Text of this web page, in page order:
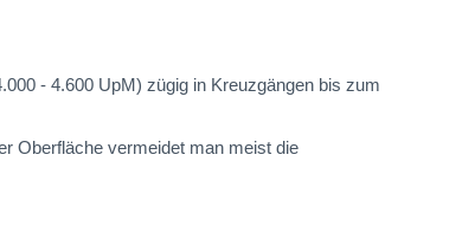
- 4.600 UpM) zügig in Kreuzgängen bis zum
Oberfläche vermeidet man meist die